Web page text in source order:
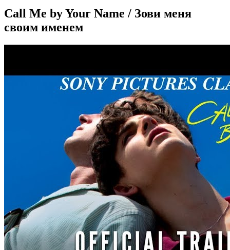
Call Me by Your Name / Зови меня
своим именем